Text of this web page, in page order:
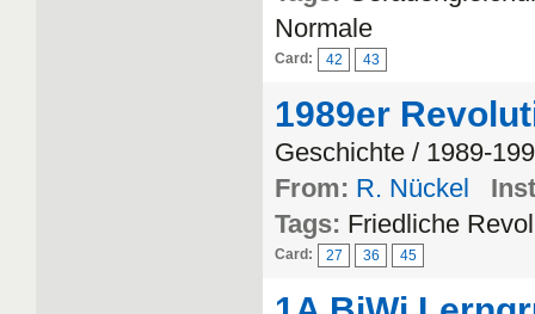
Normale
Card: 42 43
1989er
Geschichte / 1989-
From: R. Nückel
Tags: Friedliche
Card: 27 36 45